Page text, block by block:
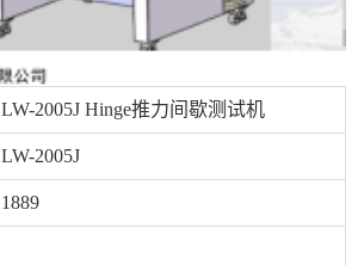
LW-2005J Hinge推力间歇测试机
LW-2005J
1889